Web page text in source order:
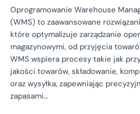
Oprogramowanie Warehouse
(WMS) to zaawansowane
które optymalizuje zarządzanie
magazynowymi, od przyjęcia
WMS wspiera procesy takie jak
jakości towarów, składowanie,
oraz wysyłka, zapewniając
zapasami…